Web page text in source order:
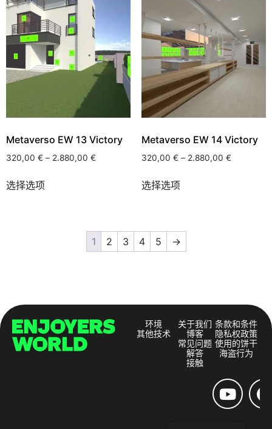
Metaverso EW 13 Victory
320,00 € – 2.880,00 €
选择选项
Metaverso EW 14 Victory
320,00 € – 2.880,00 €
选择选项
1 2 3 4 5 →
环境
其他技术
关于我们
博客
常见问题
解答
接触
条款和条件
隐私权政策
使用的饼干
海盗行为